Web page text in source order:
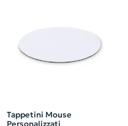
Tappetini Mouse